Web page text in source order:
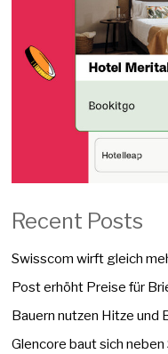
Recent Posts
Swisscom wirft gleich
Post erhöht Preise für
Bauern nutzen Hitze und
Glencore baut sich